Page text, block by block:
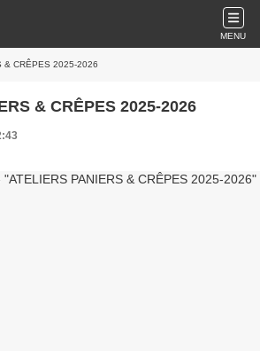
MENU
& CRÊPES 2025-2026
& CRÊPES 2025-2026